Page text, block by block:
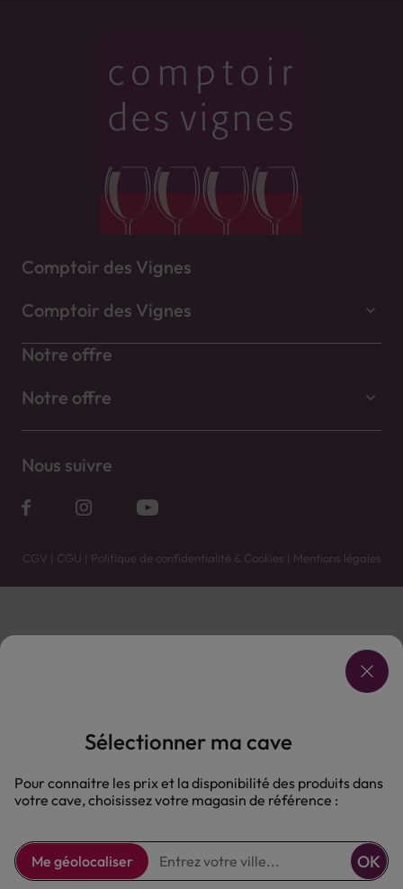
Comptoir des Vignes
Comptoir des Vignes
Notre offre
Notre offre
Nous suivre
CGV | CGU | Politique de confidentialité & Cookies | Mentions légales
Vente uniquement en caves. Contactez votre caviste pour plus de renseignements.
L'ABUS D'ALCOOL EST DANGEREUX POUR LA SANTÉ, À CONSOMMER AVEC MODÉRATION.
Sélectionner ma cave
Pour connaitre les prix et la disponibilité des produits dans
votre cave, choisissez votre magasin de référence :
Me géolocaliser OK